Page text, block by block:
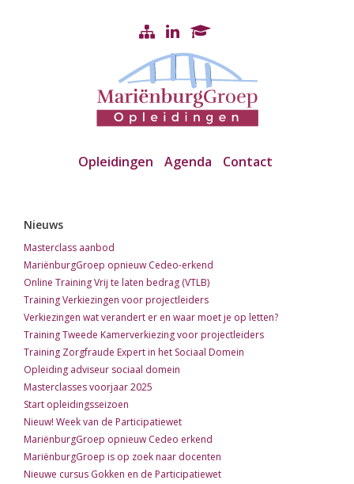
Opleidingen Agenda Contact
Nieuws
Masterclass aanbod
MariënburgGroep opnieuw Cedeo-erkend
Online Training Vrij te laten bedrag (VTLB)
Training Verkiezingen voor projectleiders
Verkiezingen wat verandert er en waar moet je op letten?
Training Tweede Kamerverkiezing voor projectleiders
Training Zorgfraude Expert in het Sociaal Domein
Opleiding adviseur sociaal domein
Masterclasses voorjaar 2025
Start opleidingsseizoen
Nieuw! Week van de Participatiewet
MariënburgGroep opnieuw Cedeo erkend
MariënburgGroep is op zoek naar docenten
Nieuwe cursus Gokken en de Participatiewet